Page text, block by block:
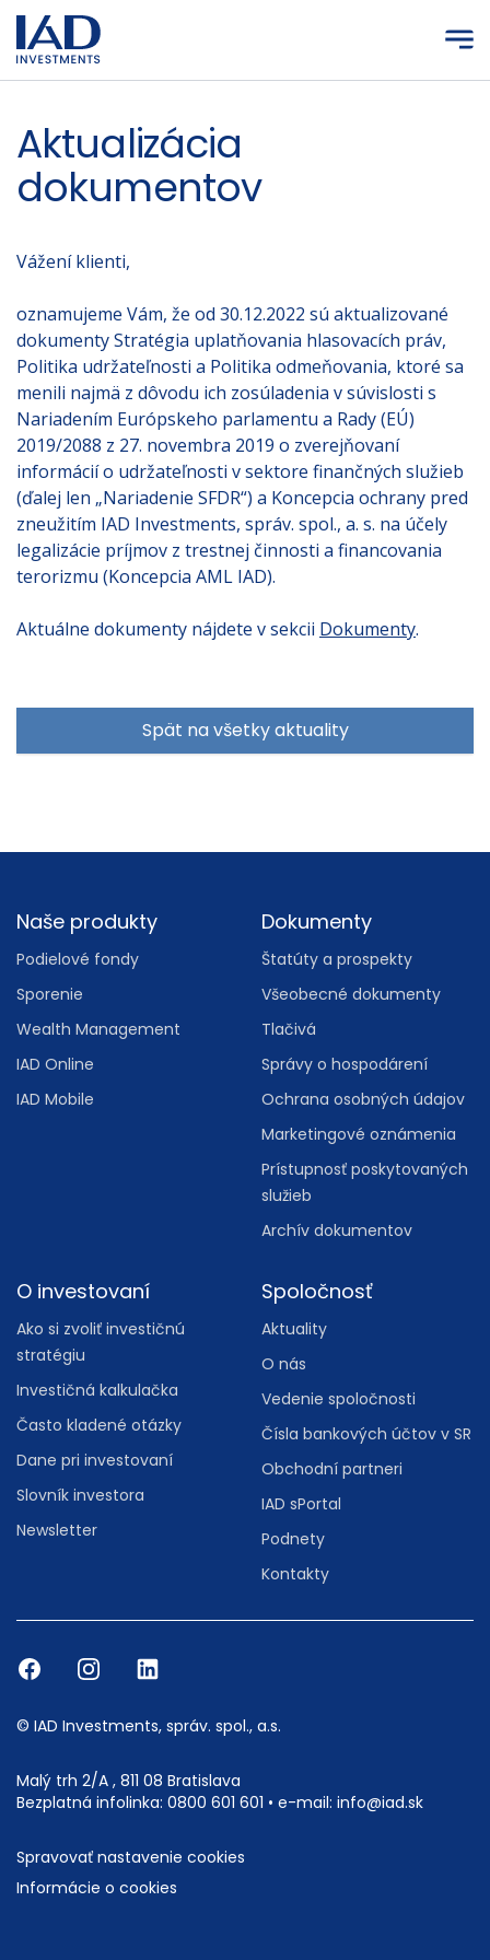
Prejsť na hlavný obsah
Aktualizácia
dokumentov
Vážení klienti,
oznamujeme Vám, že od 30.12.2022 sú aktualizované
dokumenty Stratégia uplatňovania hlasovacích práv,
Politika udržateľnosti a Politika odmeňovania, ktoré sa
menili najmä z dôvodu ich zosúladenia v súvislosti s
Nariadením Európskeho parlamentu a Rady (EÚ)
2019/2088 z 27. novembra 2019 o zverejňovaní
informácií o udržateľnosti v sektore finančných služieb
(ďalej len „Nariadenie SFDR“) a Koncepcia ochrany pred
zneužitím IAD Investments, správ. spol., a. s. na účely
legalizácie príjmov z trestnej činnosti a financovania
terorizmu (Koncepcia AML IAD).
Aktuálne dokumenty nájdete v sekcii Dokumenty.
Spät na všetky aktuality
Footer
Naše produkty
Podielové fondy
Sporenie
Wealth Management
IAD Online
IAD Mobile
Dokumenty
Štatúty a prospekty
Všeobecné dokumenty
Tlačivá
Správy o hospodárení
Ochrana osobných údajov
Marketingové oznámenia
Prístupnosť poskytovaných
služieb
Archív dokumentov
O investovaní
Ako si zvoliť investičnú
stratégiu
Investičná kalkulačka
Často kladené otázky
Dane pri investovaní
Slovník investora
Newsletter
Spoločnosť
Aktuality
O nás
Vedenie spoločnosti
Čísla bankových účtov v SR
Obchodní partneri
IAD sPortal
Podnety
Kontakty
© IAD Investments, správ. spol., a.s.
Malý trh 2/A , 811 08 Bratislava
Bezplatná infolinka: 0800 601 601 • e-mail: info@iad.sk
Spravovať nastavenie cookies
Informácie o cookies